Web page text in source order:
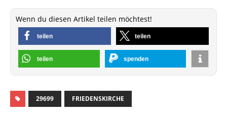
Wenn du diesen Artikel teilen möchtest!
teilen teilen
teilen spenden
29699 FRIEDENSKIRCHE